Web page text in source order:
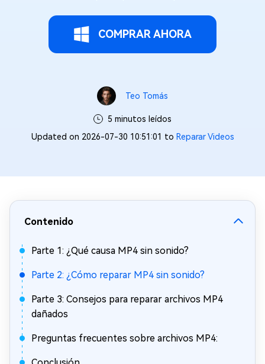
COMPRAR AHORA
Teo Tomás
5 minutos leídos
Updated on 2026-07-30 10:51:01 to Reparar Videos
Contenido
Parte 1: ¿Qué causa MP4 sin sonido?
Parte 2: ¿Cómo reparar MP4 sin sonido?
Parte 3: Consejos para reparar archivos MP4
dañados
Preguntas frecuentes sobre archivos MP4: